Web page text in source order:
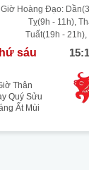
Giờ Hoàng Đạo:
Tỵ(9h - 11h),
Tuất(19h -
sáu
Thân
Quý Sửu
Ất Mùi